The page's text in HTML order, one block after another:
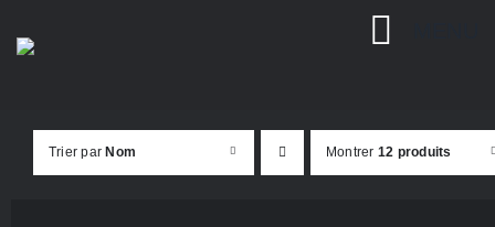
Trier par Nom Montrer 12 produits